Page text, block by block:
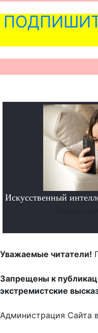
Искусственный
Уважаемые читатели!
Запрещены к
экстремистские
Администрация Сайта